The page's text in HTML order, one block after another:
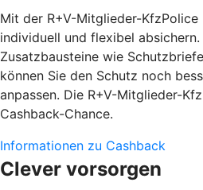
Mit der R+V-Mitglieder-KfzPolice
individuell und flexibel
Zusatzbausteine wie
können Sie den Schutz noch
anpassen. Die R+V-Mitglieder-
Cashback-Chance.
Informationen zu Cashback
Clever vorsorgen